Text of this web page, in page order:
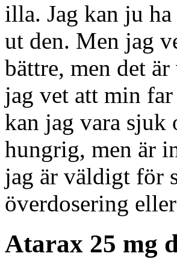
illa. Jag kan ju
ut den. Men jag
bättre, men det
jag vet att min far
kan jag vara sjuk
hungrig, men är
jag är väldigt för
överdosering
Atarax 25 mg